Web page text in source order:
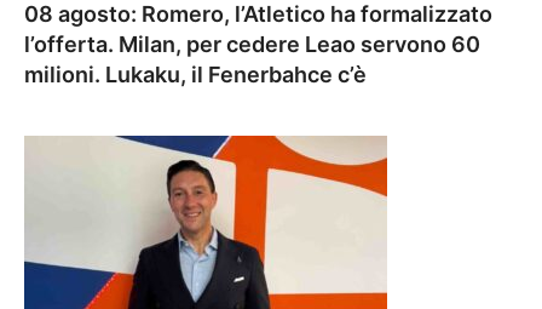
08 agosto: Romero, l’Atletico ha formalizzato
l’offerta. Milan, per cedere Leao servono 60
milioni. Lukaku, il Fenerbahce c’è